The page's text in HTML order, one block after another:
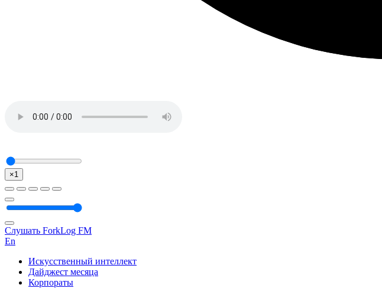
×1
Слушать ForkLog FM
En
Искусственный интеллект
Дайджест месяца
Корпораты